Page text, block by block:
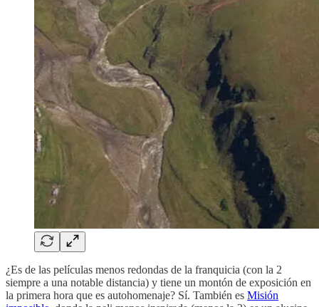
¿Es de las películas menos redondas de la franquicia (con la 2
siempre a una notable distancia) y tiene un montón de exposición en
la primera hora que es autohomenaje? Sí. También es Misión